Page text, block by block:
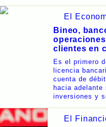
El
Bineo,
clientes en
Es el primero
licencia
cuenta de
hacia adelante
inversiones y
El